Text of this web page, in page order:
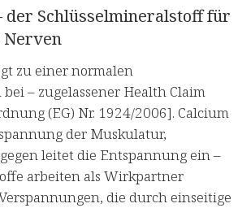
der Schlüsselmineralstoff für
Nerven
zu einer normalen
– zugelassener Health Claim
(EG) Nr. 1924/2006]. Calcium
der Muskulatur,
leitet die Entspannung ein –
arbeiten als Wirkpartner
die durch einseitige